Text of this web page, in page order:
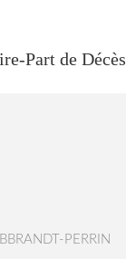
Part de Décès
PERRIN